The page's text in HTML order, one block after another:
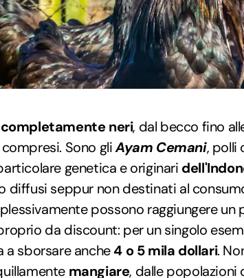
completamente neri, dal becco fino
Sono gliAyam Cemani, polli
genetica e originari
diffusi seppur non destinati al
possono raggiungere un
da discount: per un singolo
a sborsare anche4 o 5 mila dollari.
mangiare, dalle popolazioni